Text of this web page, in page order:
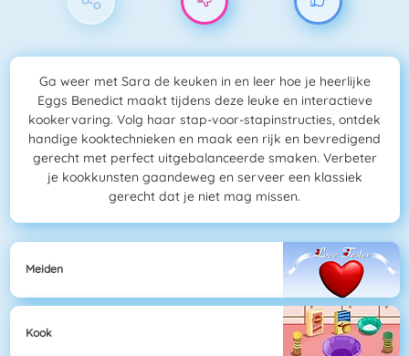
Ga weer met Sara de keuken in en leer hoe je heerlijke
Eggs Benedict maakt tijdens deze leuke en interactieve
kookervaring. Volg haar stap-voor-stapinstructies, ontdek
handige kooktechnieken en maak een rijk en bevredigend
gerecht met perfect uitgebalanceerde smaken. Verbeter
je kookkunsten gaandeweg en serveer een klassiek
gerecht dat je niet mag missen.
Meiden
Kook